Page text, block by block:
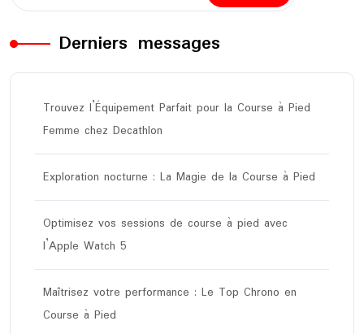
Derniers messages
Trouvez l’Équipement Parfait pour la Course à Pied
Femme chez Decathlon
Exploration nocturne : La Magie de la Course à Pied
Optimisez vos sessions de course à pied avec
l’Apple Watch 5
Maîtrisez votre performance : Le Top Chrono en
Course à Pied